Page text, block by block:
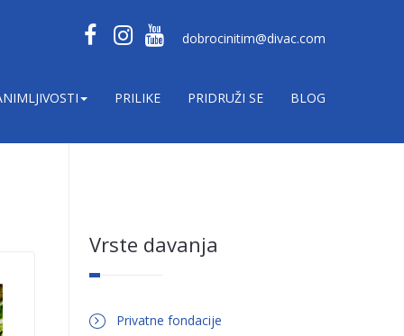
dobrocinitim@divac.com
PRILIKE PRIDRUŽI SE BLOG
Vrste davanja
Privatne fondacije